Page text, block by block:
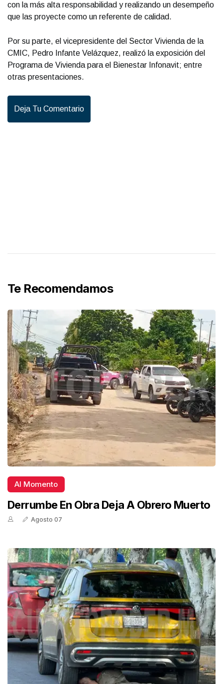
con la más alta responsabilidad y realizando un desempeño
que las proyecte como un referente de calidad.
Por su parte, el vicepresidente del Sector Vivienda de la
CMIC, Pedro Infante Velázquez, realizó la exposición del
Programa de Vivienda para el Bienestar Infonavit; entre
otras presentaciones.
Deja Tu Comentario
Te Recomendamos
Al Momento
Derrumbe En Obra Deja A Obrero Muerto
Agosto 07